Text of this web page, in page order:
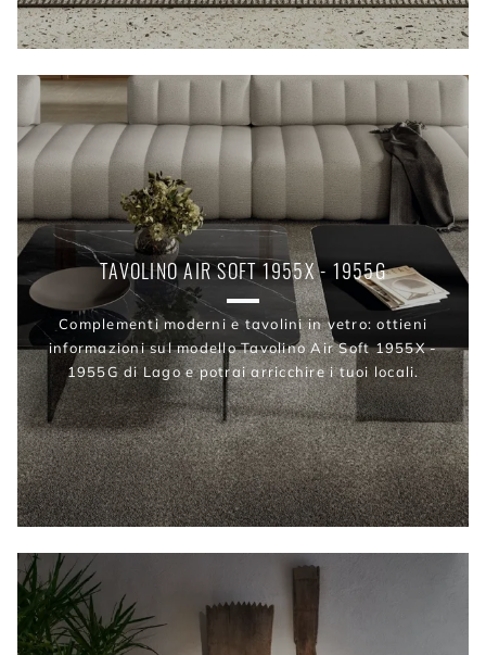
TAVOLINO AIR SOFT 1955X - 1955G
Complementi moderni e tavolini in vetro: ottieni
informazioni sul modello Tavolino Air Soft 1955X -
1955G di Lago e potrai arricchire i tuoi locali.